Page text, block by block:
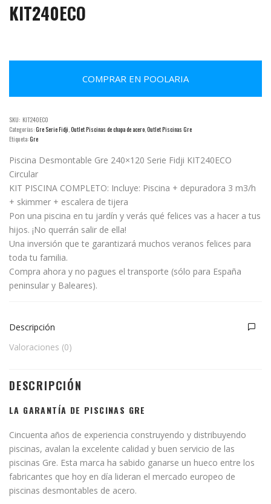
KIT240ECO
Piscina Desmontable Gre 240×120 Serie Fidji KIT240ECO
Circular
KIT PISCINA COMPLETO: Incluye: Piscina + depuradora 3 m3/h
+ skimmer + escalera de tijera
Pon una piscina en tu jardín y verás qué felices vas a hacer a tus
hijos. ¡No querrán salir de ella!
Una inversión que te garantizará muchos veranos felices para
toda tu familia.
Compra ahora y no pagues el transporte (sólo para España
peninsular y Baleares).
COMPRAR EN POOLARIA
SKU: KIT240ECO
Categorías:Gre Serie Fidji,Outlet Piscinas de chapa de acero,Outlet Piscinas Gre
Etiqueta:Gre
Descripción
Valoraciones (0)
DESCRIPCIÓN
LA GARANTÍA DE PISCINAS GRE
Cincuenta años de experiencia construyendo y distribuyendo
piscinas, avalan la excelente calidad y buen servicio de las
piscinas Gre. Esta marca ha sabido ganarse un hueco entre los
fabricantes que hoy en día lideran el mercado europeo de
piscinas desmontables de acero.